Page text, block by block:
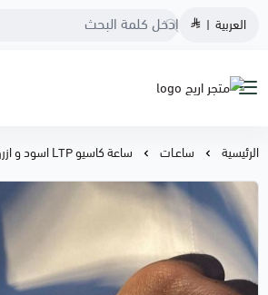
العربية |
متجر اريج
الرئيسية ساعـات ساعة كاسيو LTP اسود و ازرق رجالي